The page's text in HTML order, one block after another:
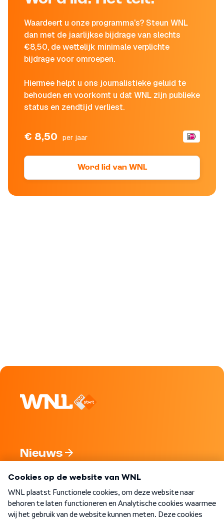
Waardeert u onze programma's? Steun WNL
dan met de jaarlijkse bijdrage van slechts
€8,50, de wettelijk minimale verplichte
bijdrage voor omroepen.
Hiermee helpt u ons journalistieke geluid te
behouden en voorkomt u dat WNL zijn publieke
status en zendtijd verliest.
€ 8,50 per jaar
Word lid van WNL
Nieuws
Nieuwsbrief
Word Lid